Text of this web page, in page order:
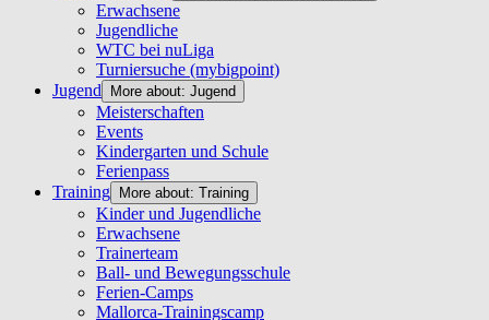
Erwachsene
Jugendliche
WTC bei nuLiga
Turniersuche (mybigpoint)
Jugend
More about: Jugend
Meisterschaften
Events
Kindergarten und Schule
Ferienpass
Training
More about: Training
Kinder und Jugendliche
Erwachsene
Trainerteam
Ball- und Bewegungsschule
Ferien-Camps
Mallorca-Trainingscamp